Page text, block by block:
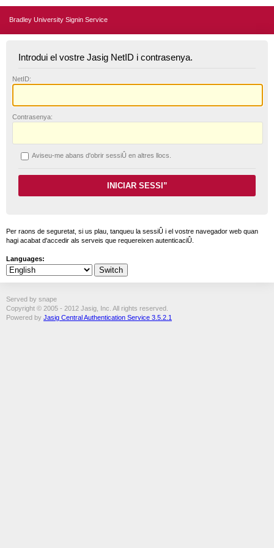
Bradley University Signin Service
Introdui el vostre Jasig NetID i contrasenya.
NetID:
Contrasenya:
Aviseu-me abans d'obrir sessiÛ en altres llocs.
Per raons de seguretat, si us plau, tanqueu la sessiÛ i el vostre navegador web quan
hagi acabat d'accedir als serveis que requereixen autenticaciÛ.
Languages:
Served by snape
Copyright © 2005 - 2012 Jasig, Inc. All rights reserved.
Powered by Jasig Central Authentication Service 3.5.2.1